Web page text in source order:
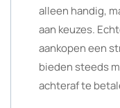
alleen handig,
aan keuzes.
aankopen een
bieden steeds
achteraf te